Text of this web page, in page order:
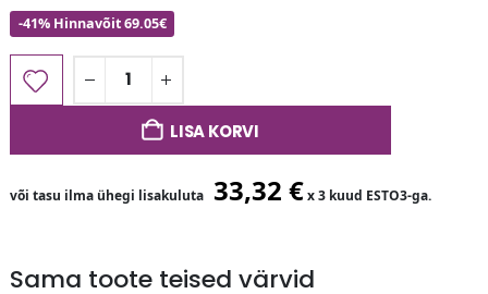
-41% Hinnavõit 69.05€
LISA KORVI
või tasu ilma ühegi lisakuluta 33,32€x 3 kuud ESTO3-ga.
Sama toote teised värvid